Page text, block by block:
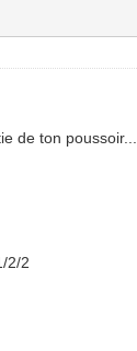
de ton poussoir...
2/2